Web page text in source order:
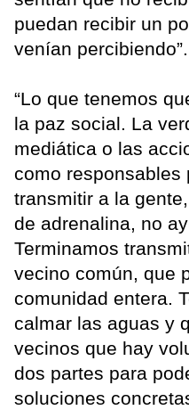
puedan recibir un
venían percibiendo”.
“Lo que tenemos
la paz social. La
mediática o las
como responsables
transmitir a la
de adrenalina, no
Terminamos
vecino común, que
comunidad entera.
calmar las aguas y
vecinos que hay
dos partes para
soluciones